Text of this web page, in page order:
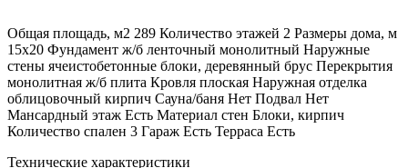
Общая площадь, м2 289 Количество этажей 2 Размеры дома, м
15х20 Фундамент ж/б ленточный монолитный Наружные
стены ячеистобетонные блоки, деревянный брус Перекрытия
монолитная ж/б плита Кровля плоская Наружная отделка
облицовочный кирпич Сауна/баня Нет Подвал Нет
Мансардный этаж Есть Материал стен Блоки, кирпич
Количество спален 3 Гараж Есть Терраса Есть
Технические характеристики